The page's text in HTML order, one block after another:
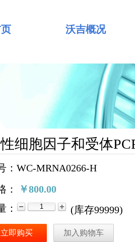
细胞因子和受体
：WC-MRNA0266-H
：
￥800.00
：
(库存99999)
立即购买 加入购物车
沃吉概况